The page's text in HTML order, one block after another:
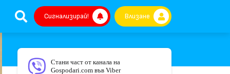
Сигнализирай! Влизане
Стани част от канала на
Gospodari.com във Viber